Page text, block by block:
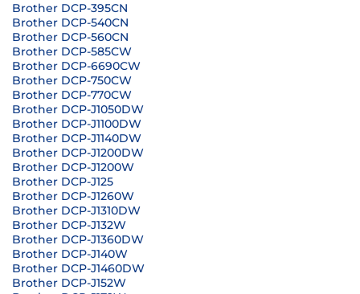
Brother DCP-395CN
Brother DCP-540CN
Brother DCP-560CN
Brother DCP-585CW
Brother DCP-6690CW
Brother DCP-750CW
Brother DCP-770CW
Brother DCP-J1050DW
Brother DCP-J1100DW
Brother DCP-J1140DW
Brother DCP-J1200DW
Brother DCP-J1200W
Brother DCP-J125
Brother DCP-J1260W
Brother DCP-J1310DW
Brother DCP-J132W
Brother DCP-J1360DW
Brother DCP-J140W
Brother DCP-J1460DW
Brother DCP-J152W